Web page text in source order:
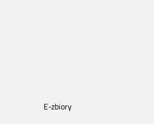
E-zbiory